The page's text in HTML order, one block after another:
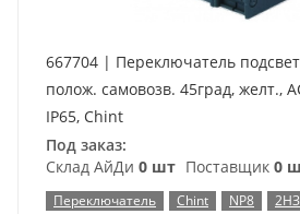
667704 | Переключатель
полож. самовозв. 45град, желт.,
IP65, Chint
Под заказ:
Склад АйДи 0 шт Поставщик 0
Переключатель Chint NP8 2НЗ